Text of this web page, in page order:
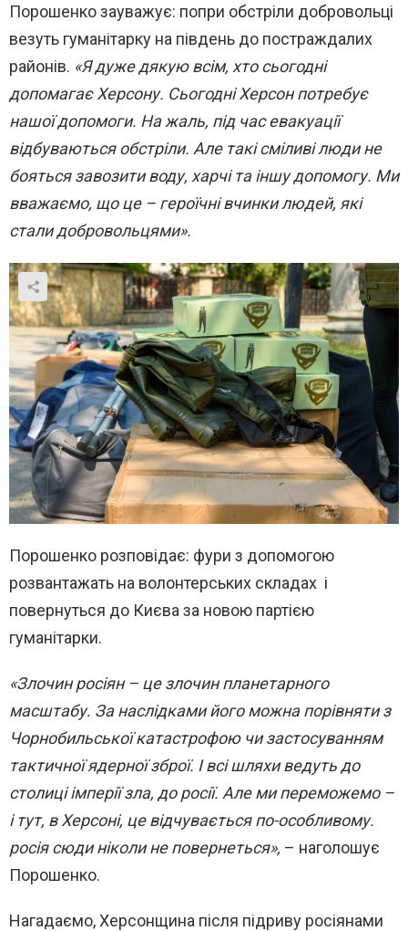
Порошенко зауважує: попри обстріли добровольці
везуть гуманітарку на південь до постраждалих
районів. «Я дуже дякую всім, хто сьогодні
допомагає Херсону. Сьогодні Херсон потребує
нашої допомоги. На жаль, під час евакуації
відбуваються обстріли. Але такі сміливі люди не
бояться завозити воду, харчі та іншу допомогу. Ми
вважаємо, що це – героїчні вчинки людей, які
стали добровольцями».
Порошенко розповідає: фури з допомогою
розвантажать на волонтерських складах і
повернуться до Києва за новою партією
гуманітарки.
«Злочин росіян – це злочин планетарного
масштабу. За наслідками його можна порівняти з
Чорнобильської катастрофою чи застосуванням
тактичної ядерної зброї. І всі шляхи ведуть до
столиці імперії зла, до росії. Але ми переможемо –
і тут, в Херсоні, це відчувається по-особливому.
росія сюди ніколи не повернеться», – наголошує
Порошенко.
Нагадаємо, Херсонщина після підриву росіянами